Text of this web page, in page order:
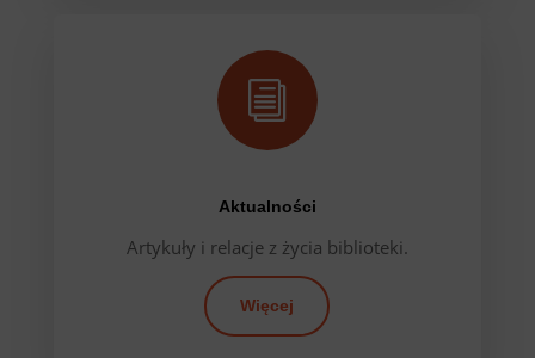
i
Aktualności
Artykuły i relacje z życia biblioteki.
Więcej